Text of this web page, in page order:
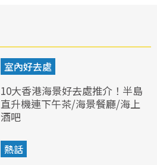
室內好去處
10大香港海景好去處推介！半島
直升機連下午茶/海景餐廳/海上
酒吧
熱話